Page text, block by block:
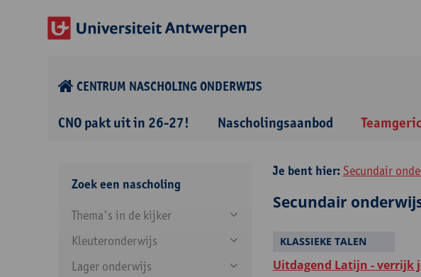
CENTRUM NASCHOLING ONDERWIJS
CNO pakt uit in 26-27! Nascholingsaanbod
Zoek een nascholing
Thema's in de kijker
Kleuteronderwijs
Lager onderwijs
Je bent hier: Secundair
Secundair
KLASSIEKE TALEN
Uitdagend Latijn - verrijk